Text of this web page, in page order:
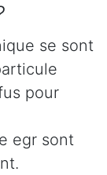
se sont
pour
egr sont